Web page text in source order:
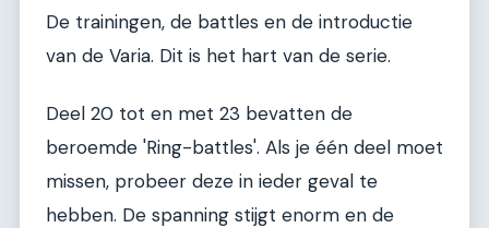
De trainingen, de battles en de introductie
van de Varia. Dit is het hart van de serie.
Deel 20 tot en met 23 bevatten de
beroemde 'Ring-battles'. Als je één deel moet
missen, probeer deze in ieder geval te
hebben. De spanning stijgt enorm en de